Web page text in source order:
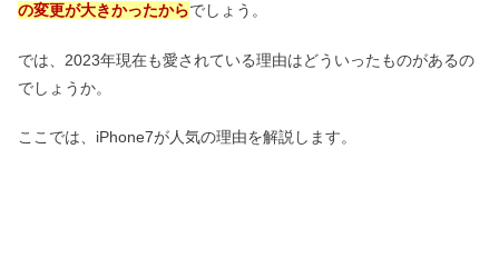
の変更が大きかったからでしょう。
では、2023年現在も愛されている理由はどういったものがあるの
でしょうか。
ここでは、iPhone7が人気の理由を解説します。